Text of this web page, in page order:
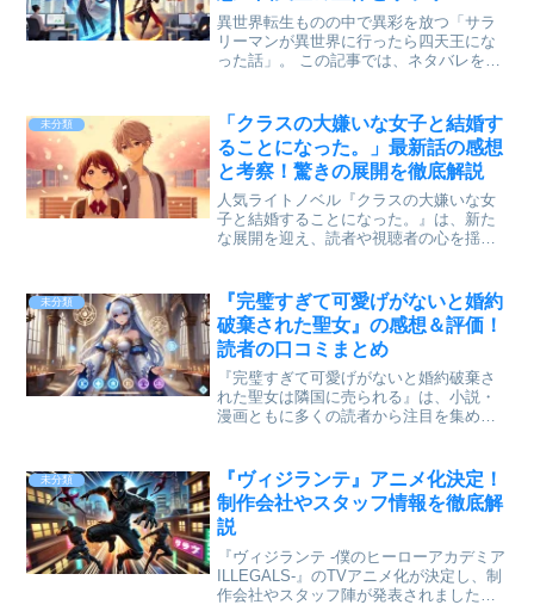
の秘密
異世界転生ものの中で異彩を放つ「サラ
リーマンが異世界に行ったら四天王にな
った話」。 この記事では、ネタバレを含
す。 これまで明かされていなかった驚き
の真相を解説しつつ、...
未分類
「クラスの大嫌いな女子と結婚す
ることになった。」最新話の感想
と考察！驚きの展開を徹底解説
人気ライトノベル『クラスの大嫌いな女
子と結婚することになった。』は、新た
な展開を迎え、読者や視聴者の心を揺さ
がさらに面白くなりました。 この記事で
は、最新話の感想と考...
未分類
『完璧すぎて可愛げがないと婚約
破棄された聖女』の感想＆評価！
読者の口コミまとめ
『完璧すぎて可愛げがないと婚約破棄さ
れた聖女は隣国に売られる』は、小説・
漫画ともに多くの読者から注目を集めて
になる方も多いのではないでしょうか？
本記事では、読者の感想や...
未分類
『ヴィジランテ』アニメ化決定！
制作会社やスタッフ情報を徹底解
説
『ヴィジランテ -僕のヒーローアカデミア
ILLEGALS-』のTVアニメ化が決定し、制
作会社やスタッフ陣が発表されました！